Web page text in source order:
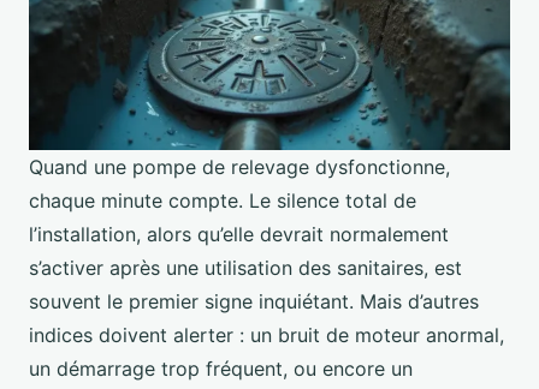
Quand une pompe de relevage dysfonctionne,
chaque minute compte. Le silence total de
l’installation, alors qu’elle devrait normalement
s’activer après une utilisation des sanitaires, est
souvent le premier signe inquiétant. Mais d’autres
indices doivent alerter : un bruit de moteur anormal,
un démarrage trop fréquent, ou encore un